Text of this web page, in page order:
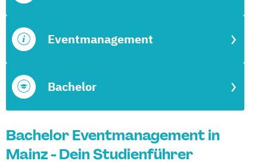
Bachelor
Eventmanagement
Bachelor Eventmanagement in
Mainz - Dein Studienführer